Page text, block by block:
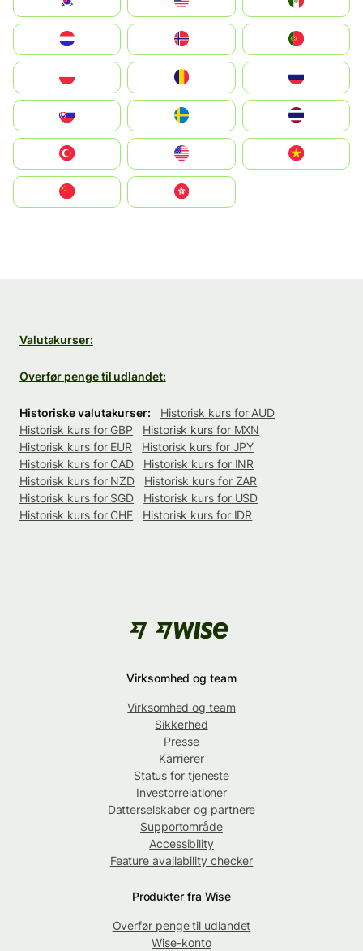
United States
中國香港特別行政區
Valutakurser:
Overfør penge til udlandet:
Historiske valutakurser:
Historisk kurs for AUD
Historisk kurs for GBP
Historisk kurs for MXN
Historisk kurs for EUR
Historisk kurs for JPY
Historisk kurs for CAD
Historisk kurs for INR
Historisk kurs for NZD
Historisk kurs for ZAR
Historisk kurs for SGD
Historisk kurs for USD
Historisk kurs for CHF
Historisk kurs for IDR
Virksomhed og team
Virksomhed og team
Sikkerhed
Presse
Karrierer
Status for tjeneste
Investorrelationer
Datterselskaber og partnere
Supportområde
Accessibility
Feature availability checker
Produkter fra Wise
Overfør penge til udlandet
Wise-konto